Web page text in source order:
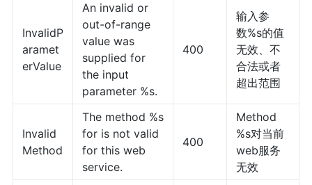
InvalidP
aramet
erValue
An invalid or
out-of-range
value was
supplied for
the input
parameter %s.
400
输入参
数%s的值
无效、不
合法或者
超出范围
Invalid
Method
The method %s
for is not valid
for this web
service.
400
Method
%s对当前
web服务
无效